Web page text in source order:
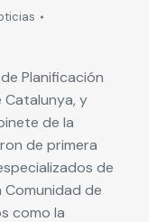
Planificación
Catalunya, y
de la
de primera
de
Comunidad de
como la